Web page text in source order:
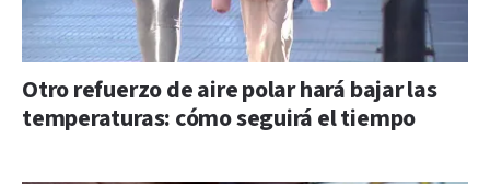
Otro refuerzo de aire polar hará bajar las
temperaturas: cómo seguirá el tiempo